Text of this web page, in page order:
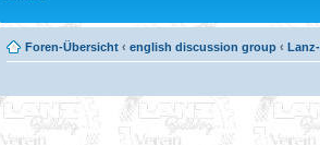
Foren-Übersicht ‹ english discussion group ‹